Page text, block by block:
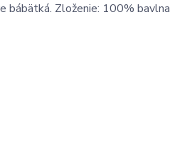
Zloženie: 100%